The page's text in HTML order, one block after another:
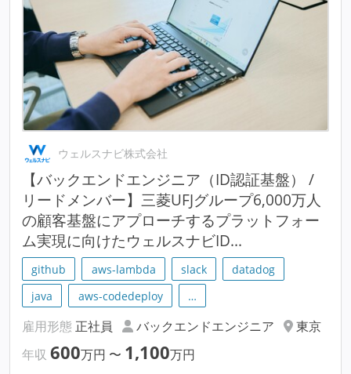
ウェルスナビ株式会社
【バックエンドエンジニア（ID認証基盤） /
リードメンバー】三菱UFJグループ6,000万人
の顧客基盤にアプローチするプラットフォー
ム実現に向けたウェルスナビID...
github aws-lambda slack
datadog
java
aws-codedeploy …
雇用形態 正社員 バックエンドエンジニア
東京
年収 600万円 〜 1,100万円